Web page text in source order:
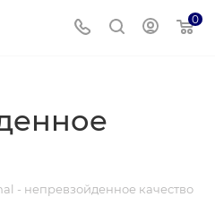
0
- непревзойденное качество